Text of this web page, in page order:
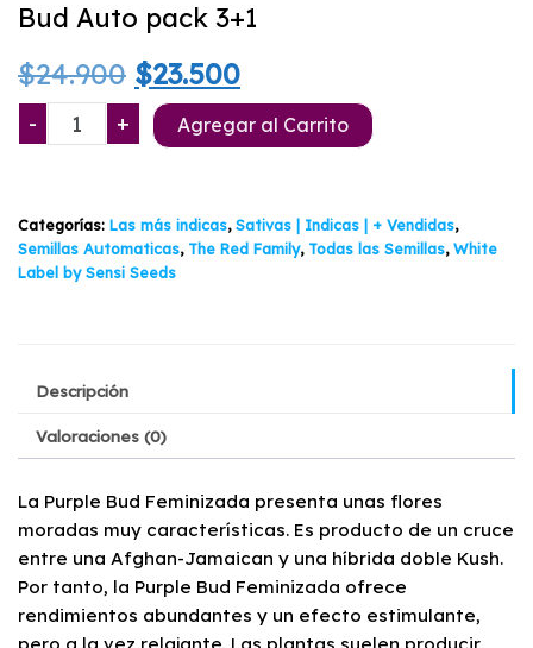
Bud Auto pack 3+1
$24.900 El
precio
era:
$24.900.
$23.500El
precio
es:
$23.500.
-
White
label
seeds
-
Purple
3+1
cantidad
+ Agregar al Carrito
Categorías: Las más indicas,Sativas | Indicas | + Vendidas,
Semillas Automaticas, The Red Family, Todas las Semillas,White
Label by Sensi Seeds
Descripción
Valoraciones (0)
La Purple Bud Feminizada presenta unas flores
moradas muy características. Es producto de un cruce
entre una Afghan-Jamaican y una híbrida doble Kush.
Por tanto, la Purple Bud Feminizada ofrece
rendimientos abundantes y un efecto estimulante,